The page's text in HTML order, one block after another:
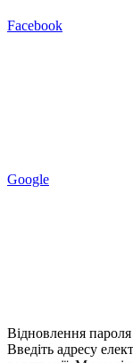
Facebook
Google
Відновлення пароля
Введіть адресу